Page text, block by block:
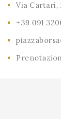
Via Cartari,
+39 091